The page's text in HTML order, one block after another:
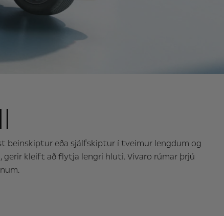
beinskiptur eða sjálfskiptur í tveimur lengdum og
gerir kleift að flytja lengri hluti. Vivaro rúmar þrjú